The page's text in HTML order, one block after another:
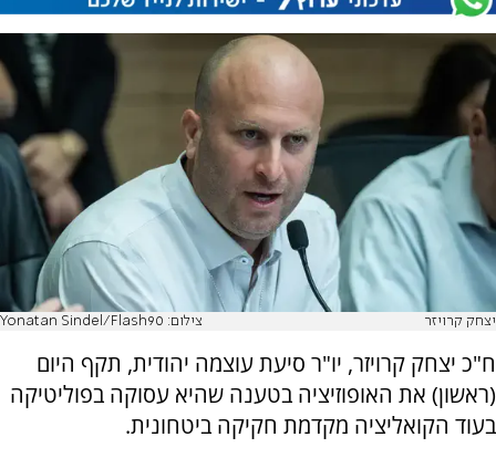
יצחק קרויזר צילום: Yonatan Sindel/Flash90
ח"כ יצחק קרויזר, יו"ר סיעת עוצמה יהודית, תקף היום
(ראשון) את האופוזיציה בטענה שהיא עסוקה בפוליטיקה
בעוד הקואליציה מקדמת חקיקה ביטחונית.